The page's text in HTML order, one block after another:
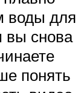
воды для
вы снова
понять